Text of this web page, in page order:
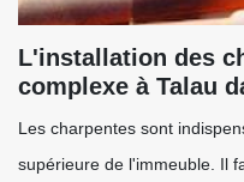
L'installation des
complexe à Talau
Les charpentes sont
supérieure de l'immeuble. Il